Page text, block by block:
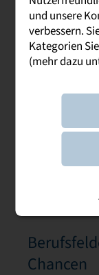
stationäre
Betreutes
Die
Vertrag für
und
Chancen
und unsere
verbessern.
Kategorien
(mehr dazu